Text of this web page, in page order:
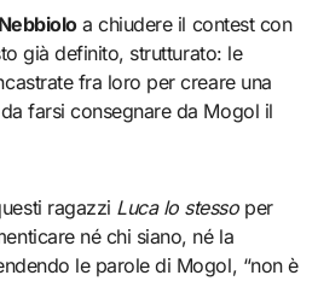
Nebbioloa chiudere il contest con
già definito, strutturato: le
fra loro per creare una
farsi consegnare da Mogol il
ragazzi Luca lo stesso per
né chi siano, né la
le parole di Mogol, “non è